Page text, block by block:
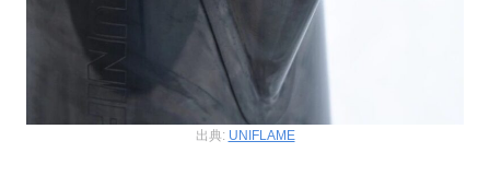
出典: UNIFLAME